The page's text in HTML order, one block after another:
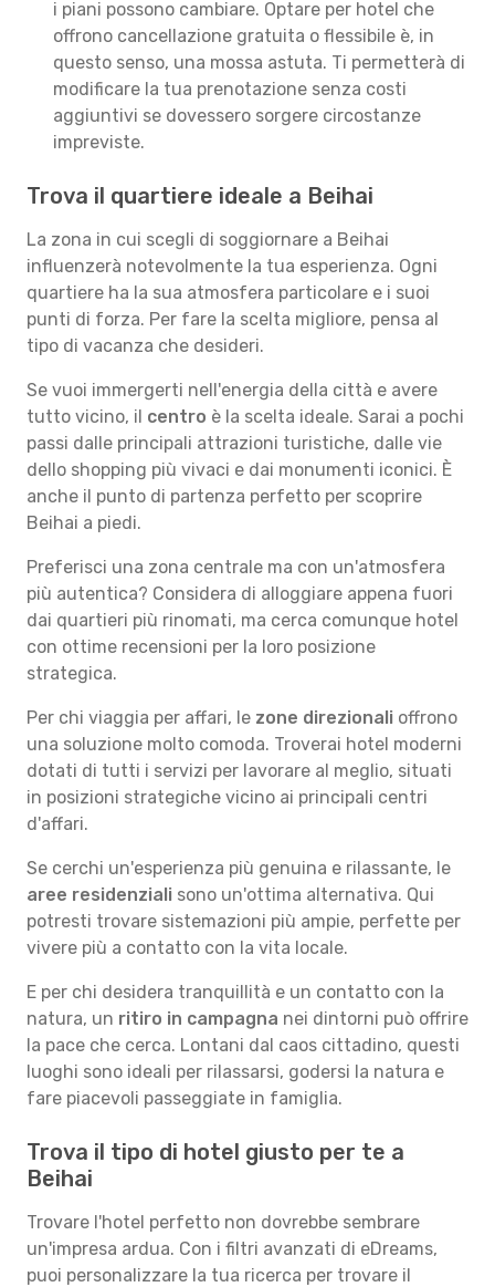
i piani possono cambiare. Optare per hotel che
offrono cancellazione gratuita o flessibile è, in
questo senso, una mossa astuta. Ti permetterà di
modificare la tua prenotazione senza costi
aggiuntivi se dovessero sorgere circostanze
impreviste.
Trova il quartiere ideale a Beihai
La zona in cui scegli di soggiornare a Beihai
influenzerà notevolmente la tua esperienza. Ogni
quartiere ha la sua atmosfera particolare e i suoi
punti di forza. Per fare la scelta migliore, pensa al
tipo di vacanza che desideri.
Se vuoi immergerti nell'energia della città e avere
tutto vicino, il centro è la scelta ideale. Sarai a pochi
passi dalle principali attrazioni turistiche, dalle vie
dello shopping più vivaci e dai monumenti iconici. È
anche il punto di partenza perfetto per scoprire
Beihai a piedi.
Preferisci una zona centrale ma con un'atmosfera
più autentica? Considera di alloggiare appena fuori
dai quartieri più rinomati, ma cerca comunque hotel
con ottime recensioni per la loro posizione
strategica.
Per chi viaggia per affari, le zone direzionali offrono
una soluzione molto comoda. Troverai hotel moderni
dotati di tutti i servizi per lavorare al meglio, situati
in posizioni strategiche vicino ai principali centri
d'affari.
Se cerchi un'esperienza più genuina e rilassante, le
aree residenziali sono un'ottima alternativa. Qui
potresti trovare sistemazioni più ampie, perfette per
vivere più a contatto con la vita locale.
E per chi desidera tranquillità e un contatto con la
natura, un ritiro in campagna nei dintorni può offrire
la pace che cerca. Lontani dal caos cittadino, questi
luoghi sono ideali per rilassarsi, godersi la natura e
fare piacevoli passeggiate in famiglia.
Trova il tipo di hotel giusto per te a
Beihai
Trovare l'hotel perfetto non dovrebbe sembrare
un'impresa ardua. Con i filtri avanzati di eDreams,
puoi personalizzare la tua ricerca per trovare il